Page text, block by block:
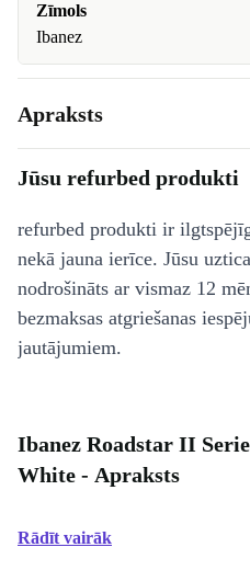
Zīmols
Ibanez
Apraksts
Jūsu refurbed produkti
refurbed produkti ir
nekā jauna ierīce. Jūsu
nodrošināts ar vismaz 12
bezmaksas atgriešanas
jautājumiem.
Ibanez Roadstar II
White - Apraksts
Rādīt vairāk